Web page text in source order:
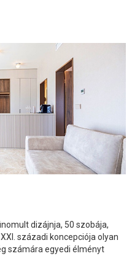
dizájnja, 50 szobája,
századi koncepciója olyan
számára egyedi élményt